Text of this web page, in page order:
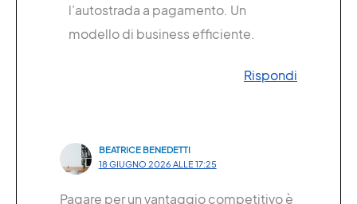
l’autostrada a pagamento. Un
modello di business efficiente.
Rispondi
BEATRICE BENEDETTI
18 GIUGNO 2026 ALLE 17:25
Pagare per un vantaggio competitivo è